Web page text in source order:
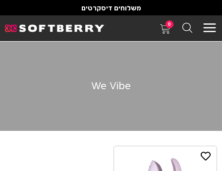
משלוחים דיסקרטים
0
We Vibe